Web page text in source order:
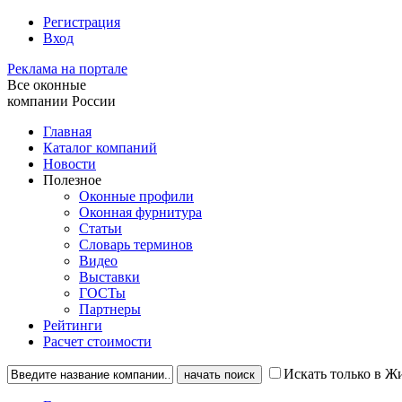
Регистрация
Вход
Реклама на портале
Все оконные
компании России
Главная
Каталог компаний
Новости
Полезное
Оконные профили
Оконная фурнитура
Статьи
Словарь терминов
Видео
Выставки
ГОСТы
Партнеры
Рейтинги
Расчет стоимости
Искать только в